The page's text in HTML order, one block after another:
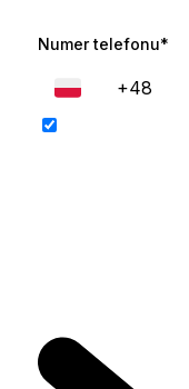
Numer telefonu*